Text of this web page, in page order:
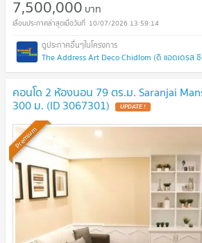
7,500,000 บาท
10/07/2026 13:59:14
The Address Art Deco Chidlom (ดิ แอดเดรส
คอนโด 2 ห้องนอน 79 ตร.ม. Saranjai
300 ม. (ID 3067301)
Premium